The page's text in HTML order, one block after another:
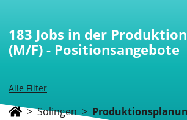
Alle Filter
183 Jobs in der
(M/F) - Positionsangebote
> Solingen >